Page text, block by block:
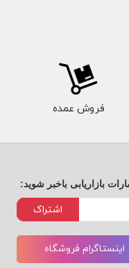
فروش عمده
بازاریابی باخبر شوید:
اشتراک
اینستاگرام فروشگاه